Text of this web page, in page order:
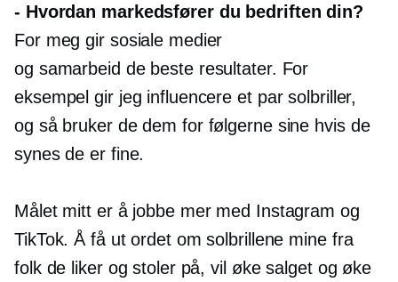
- Hvordan markedsfører du bedriften din?
For meg gir sosiale medier
og samarbeid de beste resultater. For
eksempel gir jeg influencere et par solbriller,
og så bruker de dem for følgerne sine hvis de
synes de er fine.
Målet mitt er å jobbe mer med Instagram og
TikTok. Å få ut ordet om solbrillene mine fra
folk de liker og stoler på, vil øke salget og øke